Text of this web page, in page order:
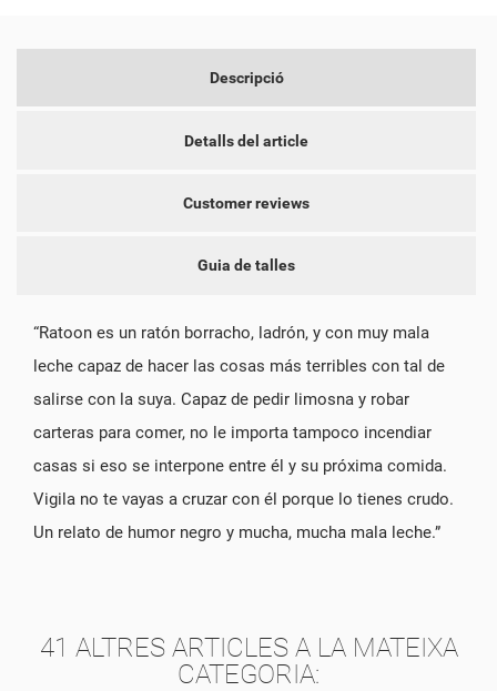
Descripció
Detalls del article
Customer reviews
Guia de talles
“Ratoon es un ratón borracho, ladrón, y con muy mala
leche capaz de hacer las cosas más terribles con tal de
salirse con la suya. Capaz de pedir limosna y robar
carteras para comer, no le importa tampoco incendiar
casas si eso se interpone entre él y su próxima comida.
Vigila no te vayas a cruzar con él porque lo tienes crudo.
Un relato de humor negro y mucha, mucha mala leche.”
41 ALTRES ARTICLES A LA MATEIXA
CATEGORIA:
LES MEVES LLISTES DE DESITJOS
add_circle_outline CREAR UNA LLISTA NOVA
DESITJOS
PER A DESAR ELS PRODUCTES A LA VOSTRA LLISTA DE